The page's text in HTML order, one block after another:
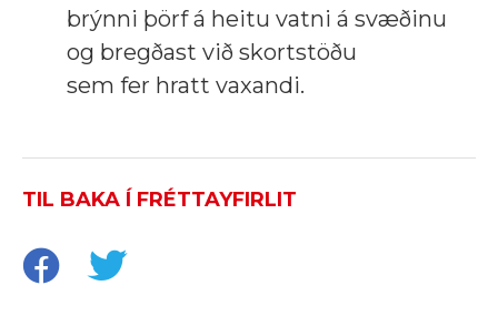
brýnni þörf á heitu vatni á svæðinu
og bregðast við skortstöðu
sem fer hratt vaxandi.
TIL BAKA Í FRÉTTAYFIRLIT